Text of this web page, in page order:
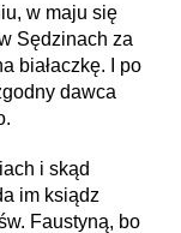
w maju się
Sędzinach za
białaczkę. I po
dawca
i skąd
im ksiądz
Faustyną, bo